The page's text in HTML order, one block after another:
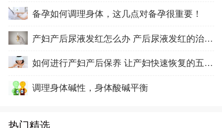
备孕如何调理身体，这几点对备孕很重要！
产妇产后尿液发红怎么办 产后尿液发红的治疗方
如何进行产妇产后保养 让产妇快速恢复的五方面
调理身体碱性，身体酸碱平衡
热门精选